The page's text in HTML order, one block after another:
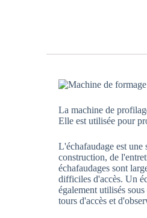
La machine de
Elle est utilisée pour
L'échafaudage est une
construction, de
échafaudages sont
difficiles d'accès. Un
également utilisés
tours d'accès et